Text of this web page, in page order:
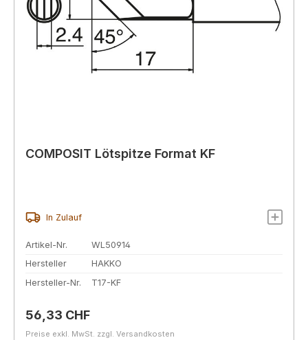
COMPOSIT Lötspitze Format KF
In Zulauf
Artikel-Nr.
WL50914
Hersteller
HAKKO
Hersteller-Nr.
T17-KF
Regulärer Preis:
56,33 CHF
Preise exkl. MwSt. zzgl. Versandkosten